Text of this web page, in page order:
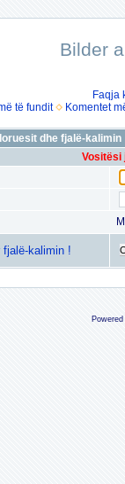
Bilder
Faqja
të fundit Komentet
dhe fjalë-kalimin
Vositësi
fjalë-kalimin !